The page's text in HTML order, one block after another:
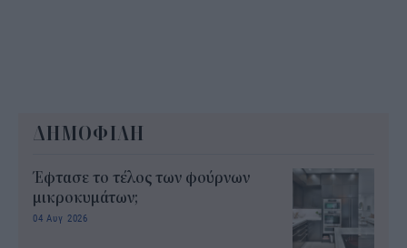
ΔΗΜΟΦΙΛΗ
Έφτασε το τέλος των φούρνων
μικροκυμάτων;
04 Αυγ 2026